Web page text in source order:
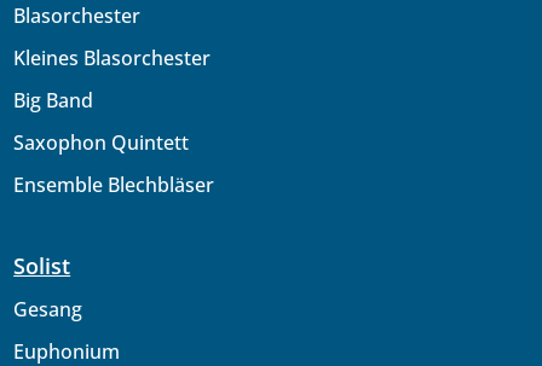
Blasorchester
Kleines Blasorchester
Big Band
Saxophon Quintett
Ensemble Blechbläser
Solist
Gesang
Euphonium